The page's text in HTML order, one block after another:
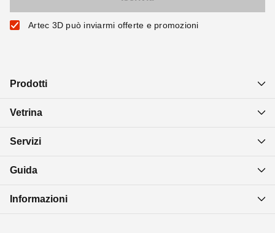
Artec 3D può inviarmi offerte e promozioni
Prodotti
Vetrina
Servizi
Guida
Informazioni